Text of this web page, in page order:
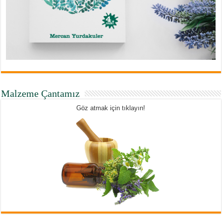
Malzeme Çantamız
Göz atmak için tıklayın!